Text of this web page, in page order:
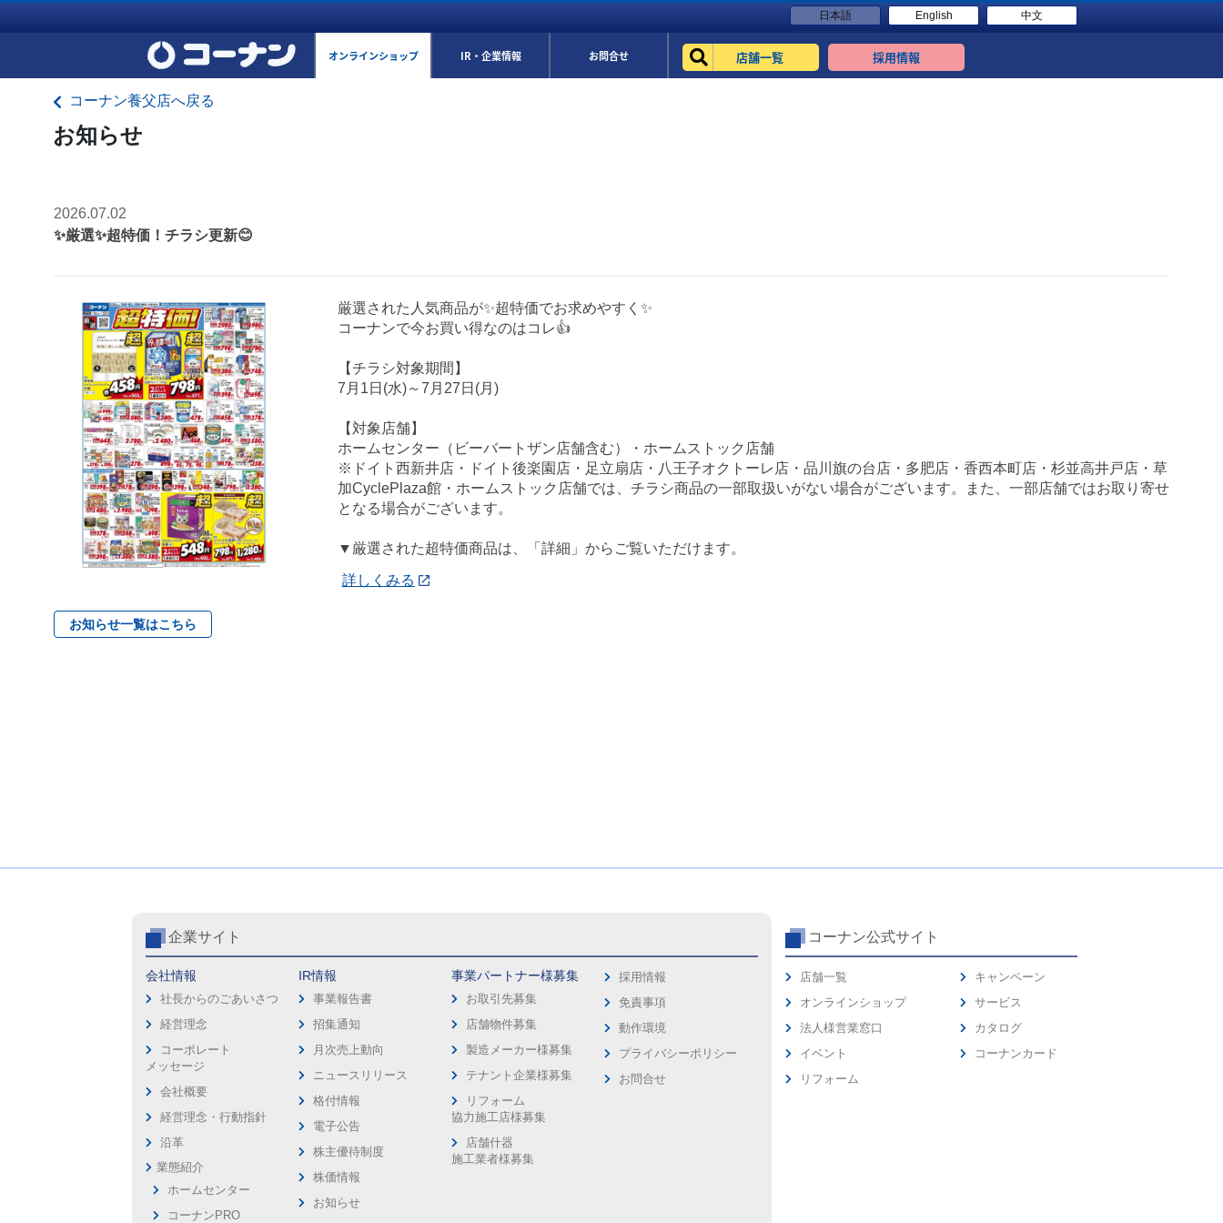
日本語 English 中文
オンラインショップ IR・企業情報 お問合せ 店舗一覧 採用情報
コーナン養父店へ戻る
お知らせ
2026.07.02
✨厳選✨超特価！チラシ更新😊
厳選された人気商品が✨超特価でお求めやすく✨
コーナンで今お買い得なのはコレ👍
【チラシ対象期間】
7月1日(水)～7月27日(月)
【対象店舗】
ホームセンター（ビーバートザン店舗含む）・ホームストック店舗
※ドイト西新井店・ドイト後楽園店・足立扇店・八王子オクトーレ店・品川旗の台店・多肥店・香西本町店・杉並高井戸店・草
加CyclePlaza館・ホームストック店舗では、チラシ商品の一部取扱いがない場合がございます。また、一部店舗ではお取り寄せ
となる場合がございます。
▼厳選された超特価商品は、「詳細」からご覧いただけます。
詳しくみる
お知らせ一覧はこちら
企業サイト
会社情報
社長からのごあいさつ
経営理念
コーポレート
メッセージ
会社概要
経営理念・行動指針
沿革
業態紹介
ホームセンター
コーナンPRO
IR情報
事業報告書
招集通知
月次売上動向
ニュースリリース
格付情報
電子公告
株主優待制度
株価情報
お知らせ
事業パートナー様募集
お取引先募集
店舗物件募集
製造メーカー様募集
テナント企業様募集
リフォーム
協力施工店様募集
店舗什器
施工業者様募集
採用情報
免責事項
動作環境
プライバシーポリシー
お問合せ
コーナン公式サイト
店舗一覧
オンラインショップ
法人様営業窓口
イベント
リフォーム
キャンペーン
サービス
カタログ
コーナンカード